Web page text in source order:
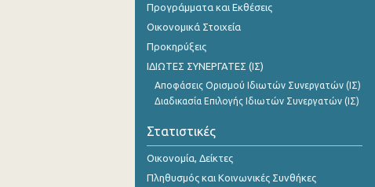
Δεκεμβρίου 2023
Νοεμβρίου 2023
Οκτωβρίου 2023
Σεπτεμβρίου 2023
Ιουλίου 2023
Ιουνίου 2023
Προγράμματα και Εκθέσεις
Οικονομικά Στοιχεία
Προκηρύξεις
ΙΔΙΩΤΕΣ ΣΥΝΕΡΓΑΤΕΣ (ΙΣ)
Αποφάσεις Ορισμού Ιδιωτών Συνεργατών (ΙΣ)
Διαδικασία Επιλογής Ιδιωτών Συνεργατών (ΙΣ)
Στατιστικές
Οικονομία, Δείκτες
Πληθυσμός και Κοινωνικές Συνθήκες